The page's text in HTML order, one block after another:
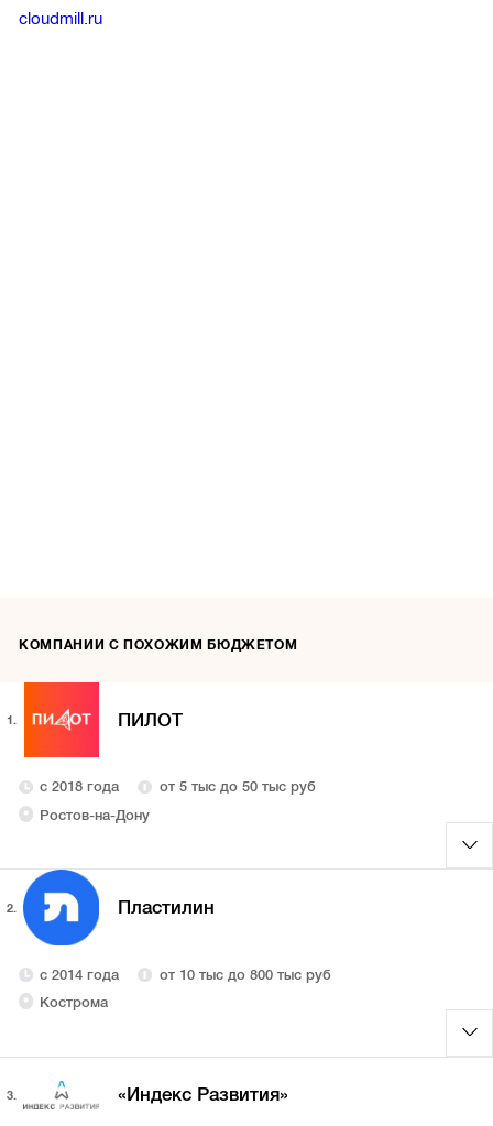
cloudmill.ru
КОМПАНИИ С ПОХОЖИМ БЮДЖЕТОМ
1. ПИЛОТ
с 2018 года
от 5 тыс до 50 тыс руб
Ростов-на-Дону
2. Пластилин
с 2014 года
от 10 тыс до 800 тыс руб
Кострома
3. «Индекс Развития»